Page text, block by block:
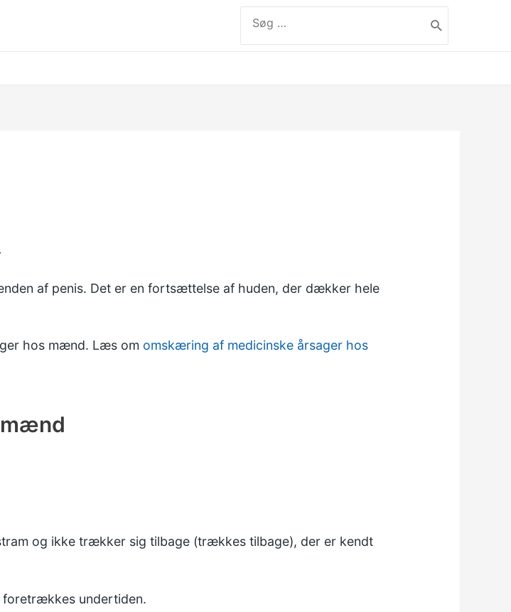
efter:
label
af penis. Det er en fortsættelse af huden, der dækker hele
hos mænd. Læs om omskæring af medicinske årsager hos
og ikke trækker sig tilbage (trækkes tilbage), der er kendt
undertiden.